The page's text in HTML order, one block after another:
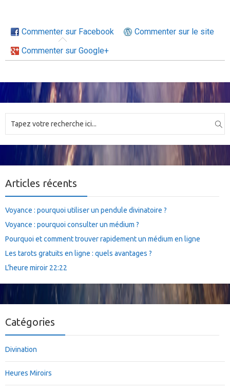
Commenter sur Facebook
Commenter sur le site
Commenter sur Google+
Articles récents
Voyance : pourquoi utiliser un pendule divinatoire ?
Voyance : pourquoi consulter un médium ?
Pourquoi et comment trouver rapidement un médium en ligne
Les tarots gratuits en ligne : quels avantages ?
L’heure miroir 22:22
Catégories
Divination
Heures Miroirs